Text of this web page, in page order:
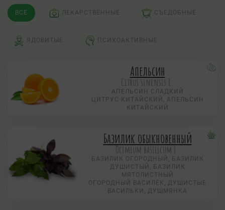
ВСЕ ЛЕКАРСТВЕННЫЕ СЪЕДОБНЫЕ
ЯДОВИТЫЕ ПСИХОАКТИВНЫЕ
Апельсин
Citrus sinensis L.
АПЕЛЬСИН СЛАДКИЙ
ЦИТРУС КИТАЙСКИЙ, АПЕЛЬСИН
КИТАЙСКИЙ
Базилик обыкновенный
Ocimium basilicum L.
БАЗИЛИК ОГОРОДНЫЙ, БАЗИЛИК
ДУШИСТЫЙ, БАЗИЛИК
МЯТОЛИСТНЫЙ
ОГОРОДНЫЙ ВАСИЛЁК, ДУШИСТЫЕ
ВАСИЛЬКИ, ДУШМЯНКА